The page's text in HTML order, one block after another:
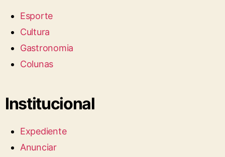
Esporte
Cultura
Gastronomia
Colunas
Institucional
Expediente
Anunciar